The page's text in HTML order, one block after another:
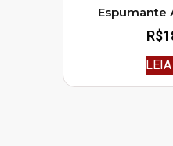
Espumante
R$